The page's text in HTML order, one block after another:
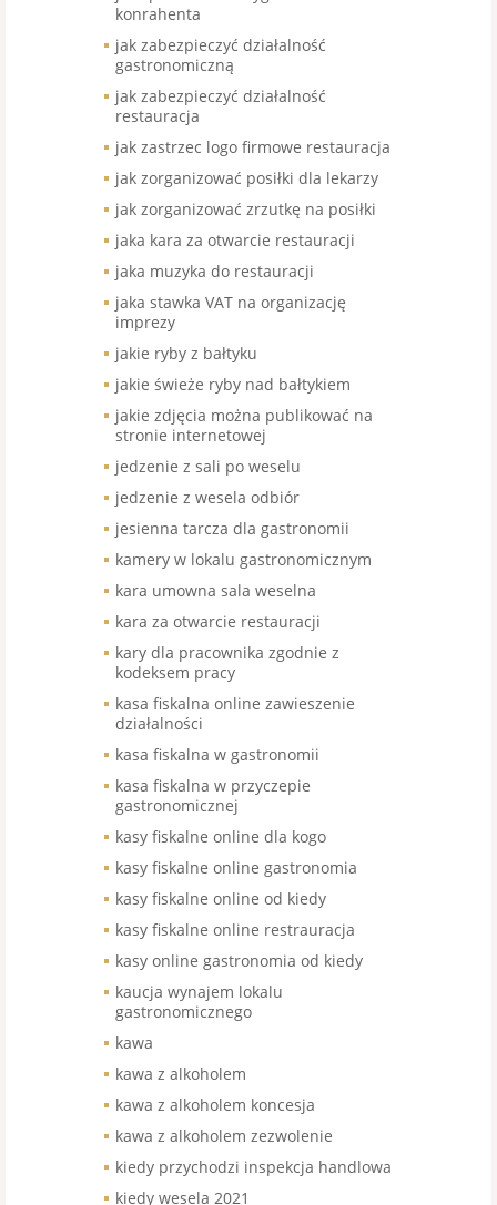
konrahenta
jak zabezpieczyć działalność
gastronomiczną
jak zabezpieczyć działalność
restauracja
jak zastrzec logo firmowe restauracja
jak zorganizować posiłki dla lekarzy
jak zorganizować zrzutkę na posiłki
jaka kara za otwarcie restauracji
jaka muzyka do restauracji
jaka stawka VAT na organizację
imprezy
jakie ryby z bałtyku
jakie świeże ryby nad bałtykiem
jakie zdjęcia można publikować na
stronie internetowej
jedzenie z sali po weselu
jedzenie z wesela odbiór
jesienna tarcza dla gastronomii
kamery w lokalu gastronomicznym
kara umowna sala weselna
kara za otwarcie restauracji
kary dla pracownika zgodnie z
kodeksem pracy
kasa fiskalna online zawieszenie
działalności
kasa fiskalna w gastronomii
kasa fiskalna w przyczepie
gastronomicznej
kasy fiskalne online dla kogo
kasy fiskalne online gastronomia
kasy fiskalne online od kiedy
kasy fiskalne online restrauracja
kasy online gastronomia od kiedy
kaucja wynajem lokalu
gastronomicznego
kawa
kawa z alkoholem
kawa z alkoholem koncesja
kawa z alkoholem zezwolenie
kiedy przychodzi inspekcja handlowa
kiedy wesela 2021